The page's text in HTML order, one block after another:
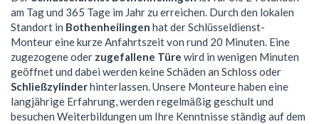
am Tag und 365 Tage im Jahr zu erreichen. Durch den lokalen
Standort in Bothenheilingen hat der Schlüsseldienst-
Monteur eine kurze Anfahrtszeit von rund 20 Minuten. Eine
zugezogene oder zugefallene Türe wird in wenigen Minuten
geöffnet und dabei werden keine Schäden an Schloss oder
Schließzylinderhinterlassen. Unsere Monteure haben eine
langjährige Erfahrung, werden regelmäßig geschult und
besuchen Weiterbildungen um Ihre Kenntnisse ständig auf dem